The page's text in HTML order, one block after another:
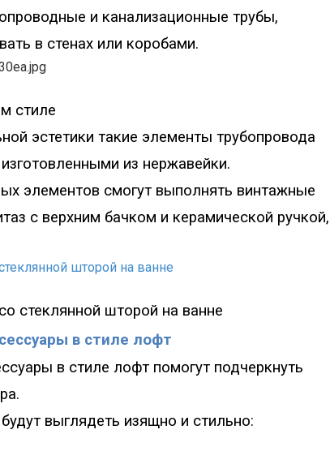
и канализационные трубы,
в стенах или коробами.
стиле
эстетики такие элементы трубопровода
из нержавейки.
элементов смогут выполнять винтажные
с верхним бачком и керамической ручкой,
стеклянной шторой на ванне
в стиле лофт
в стиле лофт помогут подчеркнуть
выглядеть изящно и стильно: